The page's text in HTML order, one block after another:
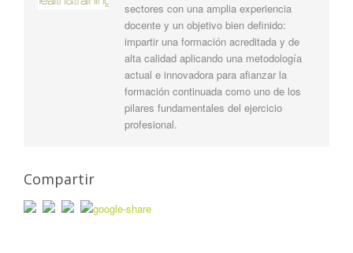
sectores con una amplia experiencia
docente y un objetivo bien definido:
impartir una formación acreditada y de
alta calidad aplicando una metodología
actual e innovadora para afianzar la
formación continuada como uno de los
pilares fundamentales del ejercicio
profesional.
Compartir